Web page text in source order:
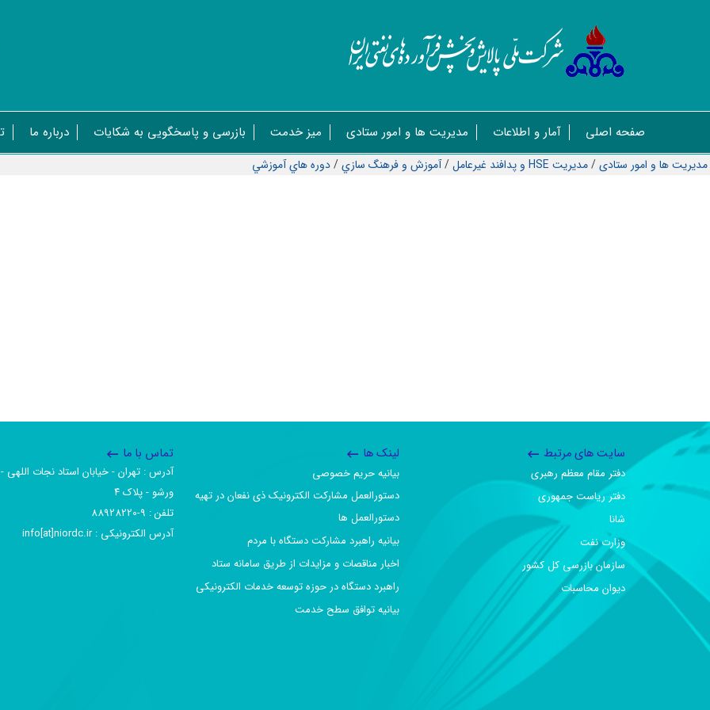
صفحه اصلی آمار و اطلاعات مدیریت ها و امور ستادی میز خدمت بازرسی و پاسخگویی به شکایات درباره ما
مدیریت ها و امور ستادی/مدیریت HSE و پدافند غیرعامل /آموزش و فرهنگ سازي/دوره هاي آموزشي
سایت های مرتبط
دفتر مقام معظم رهبری
دفتر ریاست جمهوری
شانا
وزارت نفت
سازمان بازرسی کل کشور
دیوان محاسبات
لینک ها
بیانیه حریم خصوصی
دستورالعمل مشارکت الکترونیک ذی نفعان در تهیه
دستورالعمل ها
بیانیه راهبرد مشارکت دستگاه با مردم
اخبار مناقصات و مزایدات از طریق سامانه ستاد
راهبرد دستگاه در حوزه توسعه خدمات الکترونیکی
بیانیه توافق سطح خدمت
تماس با ما
آدرس :‌ تهران - خیابان استاد نجات اللهی -
ورشو - پلاک ۴
تلفن :‌ 9-88928220
آدرس الکترونیکی :‌ info[at]niordc.ir